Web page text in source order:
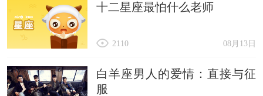
十二星座最怕什么老师
08月13日
2110
白羊座男人的爱情：直接与征
服